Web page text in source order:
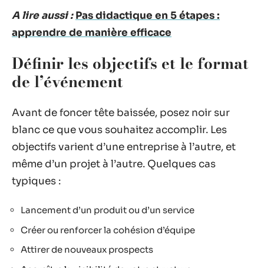
A lire aussi : Pas didactique en 5 étapes :
apprendre de manière efficace
Définir les objectifs et le format
de l’événement
Avant de foncer tête baissée, posez noir sur
blanc ce que vous souhaitez accomplir. Les
objectifs varient d’une entreprise à l’autre, et
même d’un projet à l’autre. Quelques cas
typiques :
Lancement d’un produit ou d’un service
Créer ou renforcer la cohésion d’équipe
Attirer de nouveaux prospects